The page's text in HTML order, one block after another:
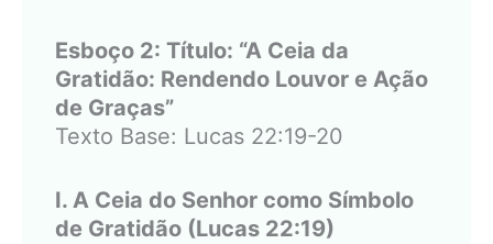
Esboço 2: Título: “A Ceia da
Gratidão: Rendendo Louvor e Ação
de Graças”
Texto Base: Lucas 22:19-20
I. A Ceia do Senhor como Símbolo
de Gratidão (Lucas 22:19)